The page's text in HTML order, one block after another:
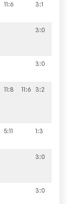
11:6 3:1
3:0
3:0
11:8 11:6 3:2
5:11 1:3
3:0
3:0